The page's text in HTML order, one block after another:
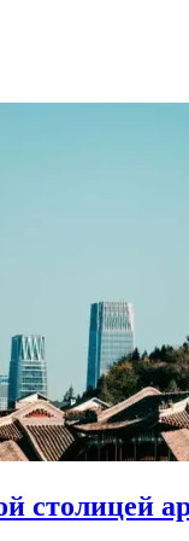
столицей